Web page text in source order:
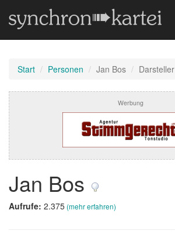
Start Personen Jan Bos Darsteller
Werbung
Jan Bos
Aufrufe: 2.375(mehr erfahren)